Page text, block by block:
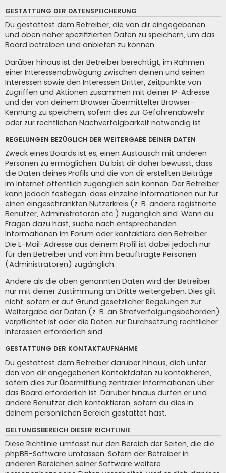
GESTATTUNG DER DATENSPEICHERUNG
Du gestattest dem Betreiber, die von dir eingegebenen
und oben näher spezifizierten Daten zu speichern, um das
Board betreiben und anbieten zu können.
Darüber hinaus ist der Betreiber berechtigt, im Rahmen
einer Interessenabwägung zwischen deinen und seinen
Interessen sowie den Interessen Dritter, Zeitpunkte von
Zugriffen und Aktionen zusammen mit deiner IP-Adresse
und der von deinem Browser übermittelter Browser-
Kennung zu speichern, sofern dies zur Gefahrenabwehr
oder zur rechtlichen Nachverfolgbarkeit notwendig ist.
REGELUNGEN BEZÜGLICH DER WEITERGABE DEINER DATEN
Zweck eines Boards ist es, einen Austausch mit anderen
Personen zu ermöglichen. Du bist dir daher bewusst, dass
die Daten deines Profils und die von dir erstellten Beiträge
im Internet öffentlich zugänglich sein können. Der Betreiber
kann jedoch festlegen, dass einzelne Informationen nur für
einen eingeschränkten Nutzerkreis (z. B. andere registrierte
Benutzer, Administratoren etc.) zugänglich sind. Wenn du
Fragen dazu hast, suche nach entsprechenden
Informationen im Forum oder kontaktiere den Betreiber.
Die E-Mail-Adresse aus deinem Profil ist dabei jedoch nur
für den Betreiber und von ihm beauftragte Personen
(Administratoren) zugänglich.
Andere als die oben genannten Daten wird der Betreiber
nur mit deiner Zustimmung an Dritte weitergeben. Dies gilt
nicht, sofern er auf Grund gesetzlicher Regelungen zur
Weitergabe der Daten (z. B. an Strafverfolgungsbehörden)
verpflichtet ist oder die Daten zur Durchsetzung rechtlicher
Interessen erforderlich sind.
GESTATTUNG DER KONTAKTAUFNAHME
Du gestattest dem Betreiber darüber hinaus, dich unter
den von dir angegebenen Kontaktdaten zu kontaktieren,
sofern dies zur Übermittlung zentraler Informationen über
das Board erforderlich ist. Darüber hinaus dürfen er und
andere Benutzer dich kontaktieren, sofern du dies in
deinem persönlichen Bereich gestattet hast.
GELTUNGSBEREICH DIESER RICHTLINIE
Diese Richtlinie umfasst nur den Bereich der Seiten, die die
phpBB-Software umfassen. Sofern der Betreiber in
anderen Bereichen seiner Software weitere